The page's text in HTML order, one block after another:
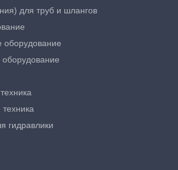
для труб и шлангов
оборудование
оборудование
гидравлики